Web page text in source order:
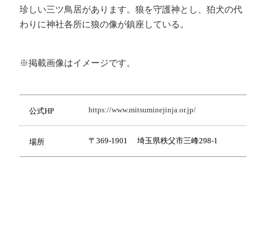
珍しい三ツ鳥居があります。狼を守護神とし、狛犬の代
わりに神社各所に狼の像が鎮座している。
※掲載画像はイメージです。
公式HP https://www.mitsuminejinja.or.jp/
場所 〒369-1901 埼玉県秩父市三峰298-1